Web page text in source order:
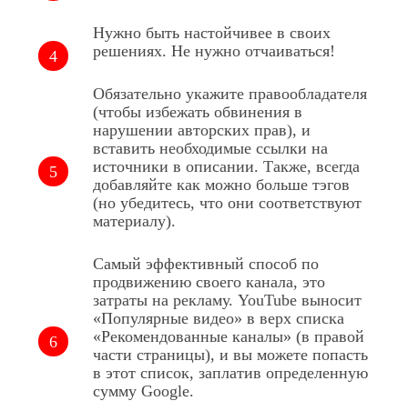
Нужно быть настойчивее в своих
решениях. Не нужно отчаиваться!
Обязательно укажите правообладателя
(чтобы избежать обвинения в
нарушении авторских прав), и
вставить необходимые ссылки на
источники в описании. Также, всегда
добавляйте как можно больше тэгов
(но убедитесь, что они соответствуют
материалу).
Самый эффективный способ по
продвижению своего канала, это
затраты на рекламу. YouTube выносит
«Популярные видео» в верх списка
«Рекомендованные каналы» (в правой
части страницы), и вы можете попасть
в этот список, заплатив определенную
сумму Google.